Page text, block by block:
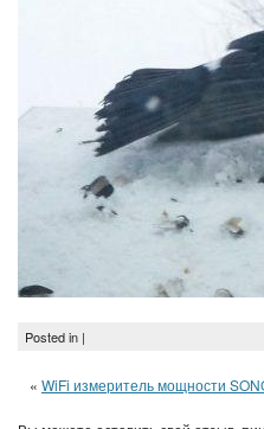
Posted in |
« WiFi измеритель мощности